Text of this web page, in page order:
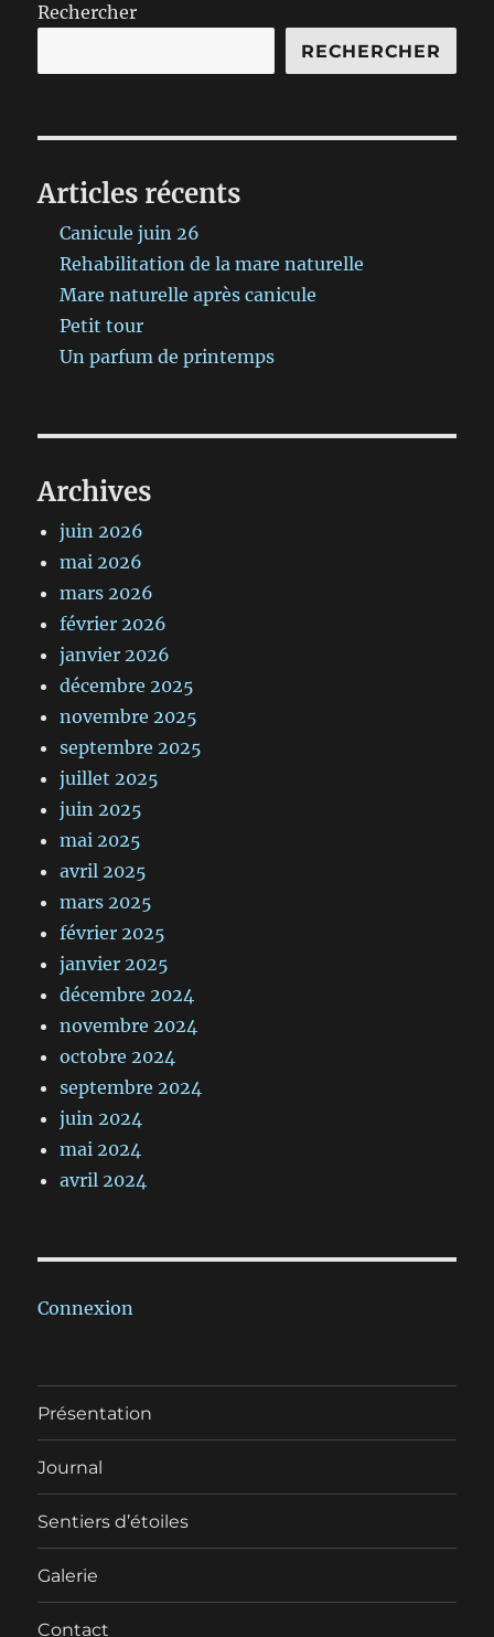
Rechercher
RECHERCHER
Articles récents
Canicule juin 26
Rehabilitation de la mare naturelle
Mare naturelle après canicule
Petit tour
Un parfum de printemps
Archives
juin 2026
mai 2026
mars 2026
février 2026
janvier 2026
décembre 2025
novembre 2025
septembre 2025
juillet 2025
juin 2025
mai 2025
avril 2025
mars 2025
février 2025
janvier 2025
décembre 2024
novembre 2024
octobre 2024
septembre 2024
juin 2024
mai 2024
avril 2024
Connexion
Présentation
Journal
Sentiers d’étoiles
Galerie
Contact